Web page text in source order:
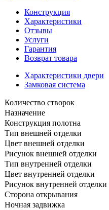
Конструкция
Характеристики
Отзывы
Услуги
Гарантия
Возврат товара
Характеристики двери
Замковая система
Количество створок
Назначение
Конструкция полотна
Тип внешней отделки
Цвет внешней отделки
Рисунок внешней отделки
Тип внутренней отделки
Цвет внутренней отделки
Рисунок внутренней отделки
Сторона открывания
Ночная задвижка